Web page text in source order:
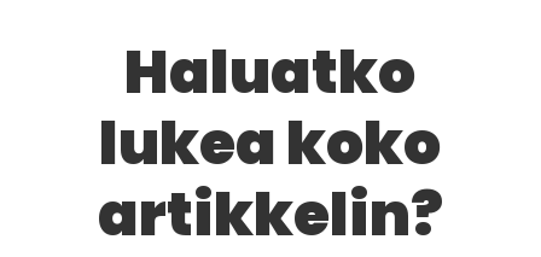
Haluatko
lukea koko
artikkelin?